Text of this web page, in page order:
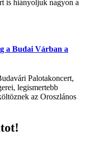
is hiányoljuk nagyon a
a Budai Várban a
Palotakoncert,
legismertebb
az Oroszlános